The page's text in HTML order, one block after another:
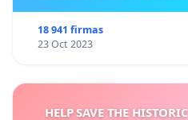
18 941 firmas
23 Oct 2023
HELP SAVE THE